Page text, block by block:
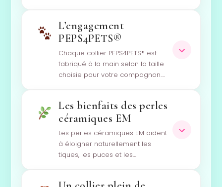
L’engagement
PEPS4PETS®
Chaque collier PEPS4PETS® est
fabriqué à la main selon la taille
choisie pour votre compagnon.…
Les bienfaits des perles
céramiques EM
Les perles céramiques EM aident
à éloigner naturellement les
tiques, les puces et les…